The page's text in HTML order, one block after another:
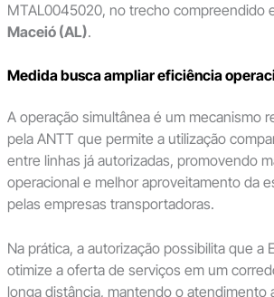
MTAL0045020, no trecho compreendido
Maceió (AL).
Medida busca ampliar eficiência
A operação simultânea é um mecanismo
pela ANTT que permite a utilização
entre linhas já autorizadas, promovendo
operacional e melhor aproveitamento da
pelas empresas transportadoras.
Na prática, a autorização possibilita que a
otimize a oferta de serviços em um
longa distância, mantendo o atendimento